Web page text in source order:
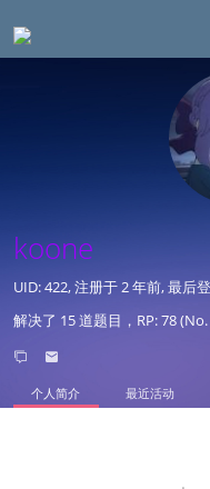
koone
UID: 422, 注册于2 年前, 最后
解决了 15 道题目，RP: 78
个人简介 最近活动